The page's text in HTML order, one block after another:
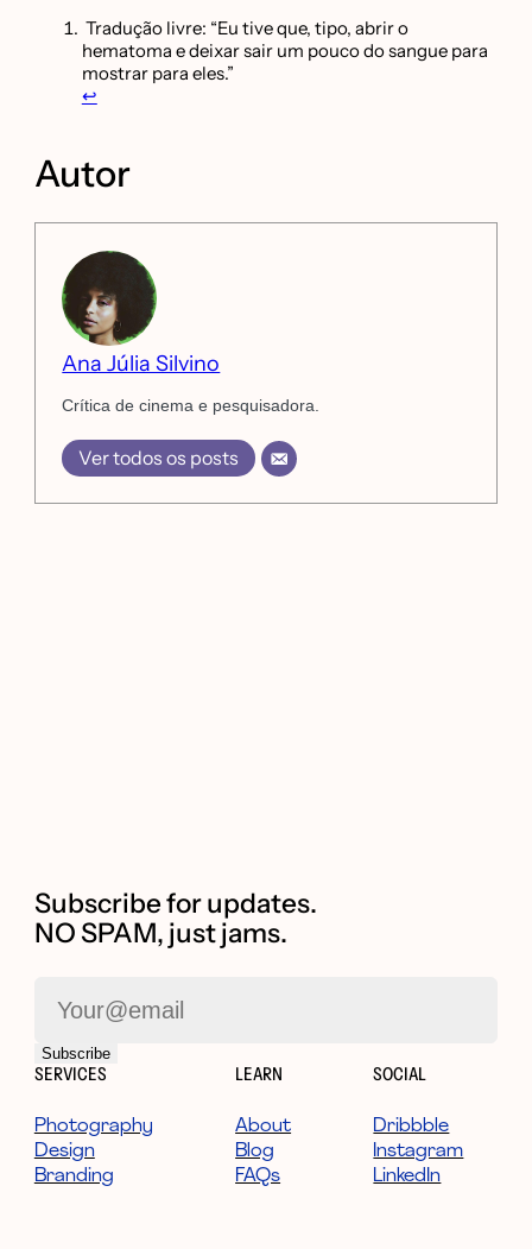
Tradução livre: “Eu tive que, tipo, abrir o
hematoma e deixar sair um pouco do sangue para
mostrar para eles.”
↩︎
Autor
Ana Júlia Silvino
Crítica de cinema e pesquisadora.
Ver todos os posts
Subscribe for updates.
NO SPAM, just jams.
SERVICES
Photography
Design
Branding
LEARN
About
Blog
FAQs
SOCIAL
Dribbble
Instagram
LinkedIn